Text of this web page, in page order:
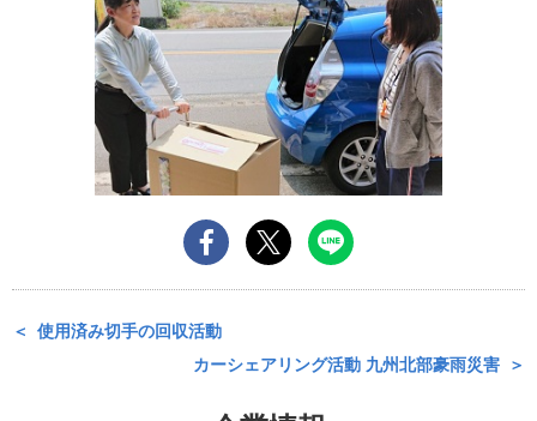
使用済み切手の回収活動
カーシェアリング活動 九州北部豪雨災害